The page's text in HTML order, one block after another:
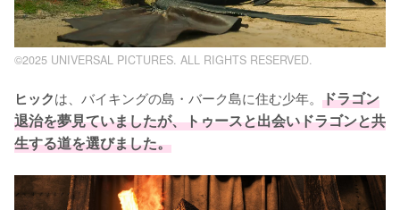
©2025 UNIVERSAL PICTURES. ALL RIGHTS RESERVED.
ヒックは、バイキングの島・バーク島に住む少年。 ドラゴン
退治を夢見ていましたが、トゥースと出会いドラゴンと共
生する道を選びました。